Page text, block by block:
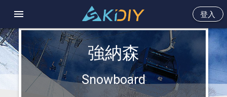
menu 登入
強納森
Snowboard